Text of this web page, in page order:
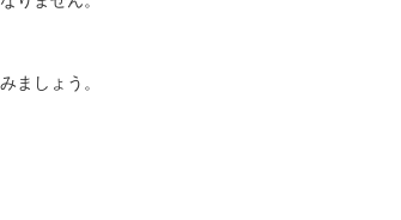
ましょう。